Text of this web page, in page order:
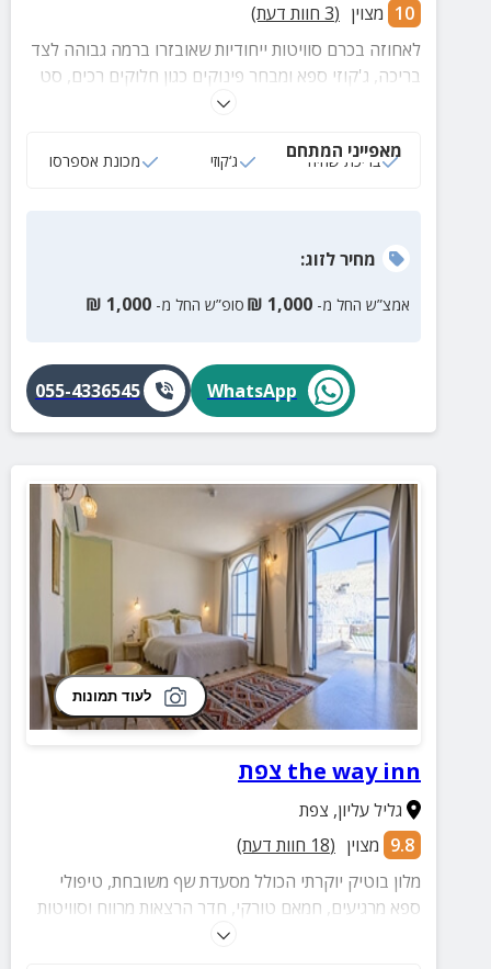
10 מצוין (
3 חוות דעת)
לאחוזה בכרם סוויטות ייחודיות שאובזרו ברמה גבוהה לצד
בריכה, ג'קוזי ספא ומבחר פינוקים כגון חלוקים רכים, סט
תחליבים, נעלי ספא, מכונת אספרסו ועוד...
מאפייני המתחם
בריכת שחיה ג‘קוזי מכונת אספרסו
מחירלזוג:
אמצ”ש החל מ- 1,000
₪ סופ”ש החל מ- 1,000
₪
WhatsApp
055-4336545
לעוד תמונות
the way inn צפת
גליל עליון, צפת
9.8 מצוין (
18 חוות דעת)
מלון בוטיק יוקרתי הכולל מסעדת שף משובחת, טיפולי
ספא מרגיעים, חמאם טורקי, חדר הרצאות מרווח וסוויטות
אבן מעוצבות לזוגות ומשפחות.